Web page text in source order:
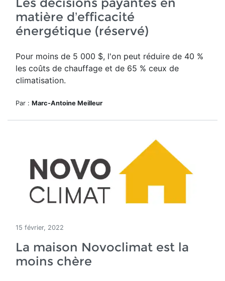
matière d’efficacité
énergétique (réservé)
Pour moins de 5 000 $, l'on peut réduire de 40 %
les coûts de chauffage et de 65 % ceux de
climatisation.
Par : Marc-Antoine Meilleur
15 février, 2022
La maison Novoclimat est la
moins chère